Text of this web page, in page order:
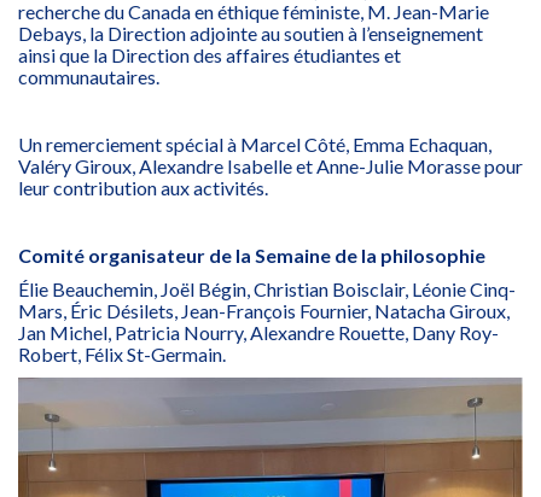
recherche du Canada en éthique féministe, M. Jean-Marie
Debays, la Direction adjointe au soutien à l’enseignement
ainsi que la Direction des affaires étudiantes et
communautaires.
Un remerciement spécial à Marcel Côté, Emma Echaquan,
Valéry Giroux, Alexandre Isabelle et Anne-Julie Morasse pour
leur contribution aux activités.
Comité organisateur de la Semaine de la philosophie
Élie Beauchemin, Joël Bégin, Christian Boisclair, Léonie Cinq-
Mars, Éric Désilets, Jean-François Fournier, Natacha Giroux,
Jan Michel, Patricia Nourry, Alexandre Rouette, Dany Roy-
Robert, Félix St-Germain.